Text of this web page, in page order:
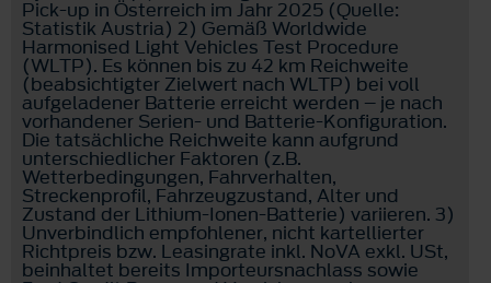
Pick-up in Österreich im Jahr 2025 (Quelle:
Statistik Austria) 2) Gemäß Worldwide
Harmonised Light Vehicles Test Procedure
(WLTP). Es können bis zu 42 km Reichweite
(beabsichtigter Zielwert nach WLTP) bei voll
aufgeladener Batterie erreicht werden – je nach
vorhandener Serien- und Batterie-Konfiguration.
Die tatsächliche Reichweite kann aufgrund
unterschiedlicher Faktoren (z.B.
Wetterbedingungen, Fahrverhalten,
Streckenprofil, Fahrzeugzustand, Alter und
Zustand der Lithium-Ionen-Batterie) variieren. 3)
Unverbindlich empfohlener, nicht kartellierter
Richtpreis bzw. Leasingrate inkl. NoVA exkl. USt,
beinhaltet bereits Importeursnachlass sowie